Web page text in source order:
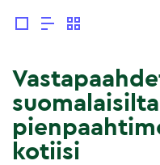
suomalaisilta
kotiisi